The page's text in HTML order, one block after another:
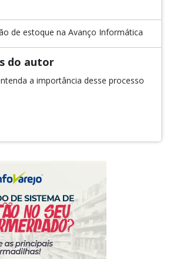
de estoque na Avanço Informática
do autor
a importância desse processo